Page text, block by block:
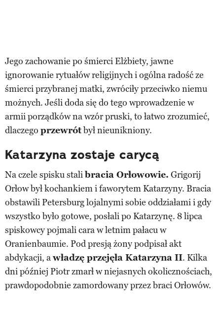
Jego zachowanie po śmierci Elżbiety, jawne
ignorowanie rytuałów religijnych i ogólna radość ze
śmierci przybranej matki, zwróciły przeciwko niemu
możnych. Jeśli doda się do tego wprowadzenie w
armii porządków na wzór pruski, to łatwo zrozumieć,
dlaczego przewrótbył nieunikniony.
Katarzyna zostaje carycą
Na czele spisku stalibracia Orłowowie. Grigorij
Orłow był kochankiem i faworytem Katarzyny. Bracia
obstawili Petersburg lojalnymi sobie oddziałami i gdy
wszystko było gotowe, posłali po Katarzynę. 8 lipca
spiskowcy pojmali cara w letnim pałacu w
Oranienbaumie. Pod presją żony podpisał akt
abdykacji, awładzę przejęła Katarzyna II. Kilka
dni później Piotr zmarł w niejasnych okolicznościach,
prawdopodobnie zamordowany przez braci Orłowów.